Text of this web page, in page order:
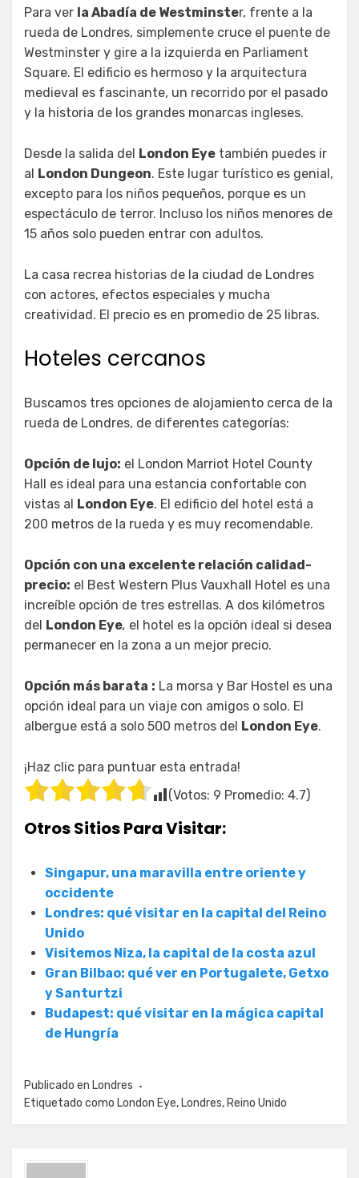
Para ver la Abadía de Westminster, frente a la
rueda de Londres, simplemente cruce el puente de
Westminster y gire a la izquierda en Parliament
Square. El edificio es hermoso y la arquitectura
medieval es fascinante, un recorrido por el pasado
y la historia de los grandes monarcas ingleses.
Desde la salida del London Eye también puedes ir
al London Dungeon. Este lugar turístico es genial,
excepto para los niños pequeños, porque es un
espectáculo de terror. Incluso los niños menores de
15 años solo pueden entrar con adultos.
La casa recrea historias de la ciudad de Londres
con actores, efectos especiales y mucha
creatividad. El precio es en promedio de 25 libras.
Hoteles cercanos
Buscamos tres opciones de alojamiento cerca de la
rueda de Londres, de diferentes categorías:
Opción de lujo: el London Marriot Hotel County
Hall es ideal para una estancia confortable con
vistas al London Eye. El edificio del hotel está a
200 metros de la rueda y es muy recomendable.
Opción con una excelente relación calidad-
precio: el Best Western Plus Vauxhall Hotel es una
increíble opción de tres estrellas. A dos kilómetros
del London Eye, el hotel es la opción ideal si desea
permanecer en la zona a un mejor precio.
Opción más barata : La morsa y Bar Hostel es una
opción ideal para un viaje con amigos o solo. El
albergue está a solo 500 metros del London Eye.
¡Haz clic para puntuar esta entrada!
(Votos: 9 Promedio: 4.7)
Otros Sitios Para Visitar:
Singapur, una maravilla entre oriente y
occidente
Londres: qué visitar en la capital del Reino
Unido
Visitemos Niza, la capital de la costa azul
Gran Bilbao: qué ver en Portugalete, Getxo
y Santurtzi
Budapest: qué visitar en la mágica capital
de Hungría
Publicado en Londres
Etiquetado como London Eye, Londres, Reino Unido